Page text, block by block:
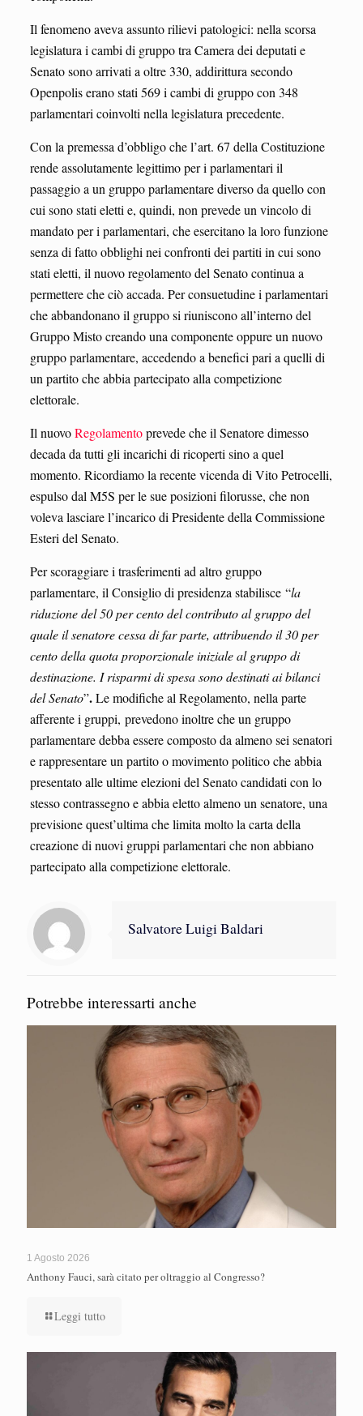
Il fenomeno aveva assunto rilievi patologici: nella scorsa
legislatura i cambi di gruppo tra Camera dei deputati e
Senato sono arrivati a oltre 330, addirittura secondo
Openpolis erano stati 569 i cambi di gruppo con 348
parlamentari coinvolti nella legislatura precedente.
Con la premessa d’obbligo che l’art. 67 della Costituzione
rende assolutamente legittimo per i parlamentari il
passaggio a un gruppo parlamentare diverso da quello con
cui sono stati eletti e, quindi, non prevede un vincolo di
mandato per i parlamentari, che esercitano la loro funzione
senza di fatto obblighi nei confronti dei partiti in cui sono
stati eletti, il nuovo regolamento del Senato continua a
permettere che ciò accada. Per consuetudine i parlamentari
che abbandonano il gruppo si riuniscono all’interno del
Gruppo Misto creando una componente oppure un nuovo
gruppo parlamentare, accedendo a benefici pari a quelli di
un partito che abbia partecipato alla competizione
elettorale.
Il nuovoRegolamentoprevede che il Senatore dimesso
decada da tutti gli incarichi di ricoperti sino a quel
momento. Ricordiamo la recente vicenda di Vito Petrocelli,
espulso dal M5S per le sue posizioni filorusse, che non
voleva lasciare l’incarico di Presidente della Commissione
Esteri del Senato.
Per scoraggiare i trasferimenti ad altro gruppo
parlamentare, il Consiglio di presidenza stabilisce “la
riduzione del 50 per cento del contributo al gruppo del
quale il senatore cessa di far parte, attribuendo il 30 per
cento della quota proporzionale iniziale al gruppo di
destinazione. I risparmi di spesa sono destinati ai bilanci
del Senato”.Le modifiche al Regolamento, nella parte
afferente i gruppi, prevedono inoltre che un gruppo
parlamentare debba essere composto da almeno sei senatori
e rappresentare un partito o movimento politico che abbia
presentato alle ultime elezioni del Senato candidati con lo
stesso contrassegno e abbia eletto almeno un senatore, una
previsione quest’ultima che limita molto la carta della
creazione di nuovi gruppi parlamentari che non abbiano
partecipato alla competizione elettorale.
Salvatore Luigi Baldari
Potrebbe interessarti anche
1 Agosto 2026
Anthony Fauci, sarà citato per oltraggio al Congresso?
Leggi tutto